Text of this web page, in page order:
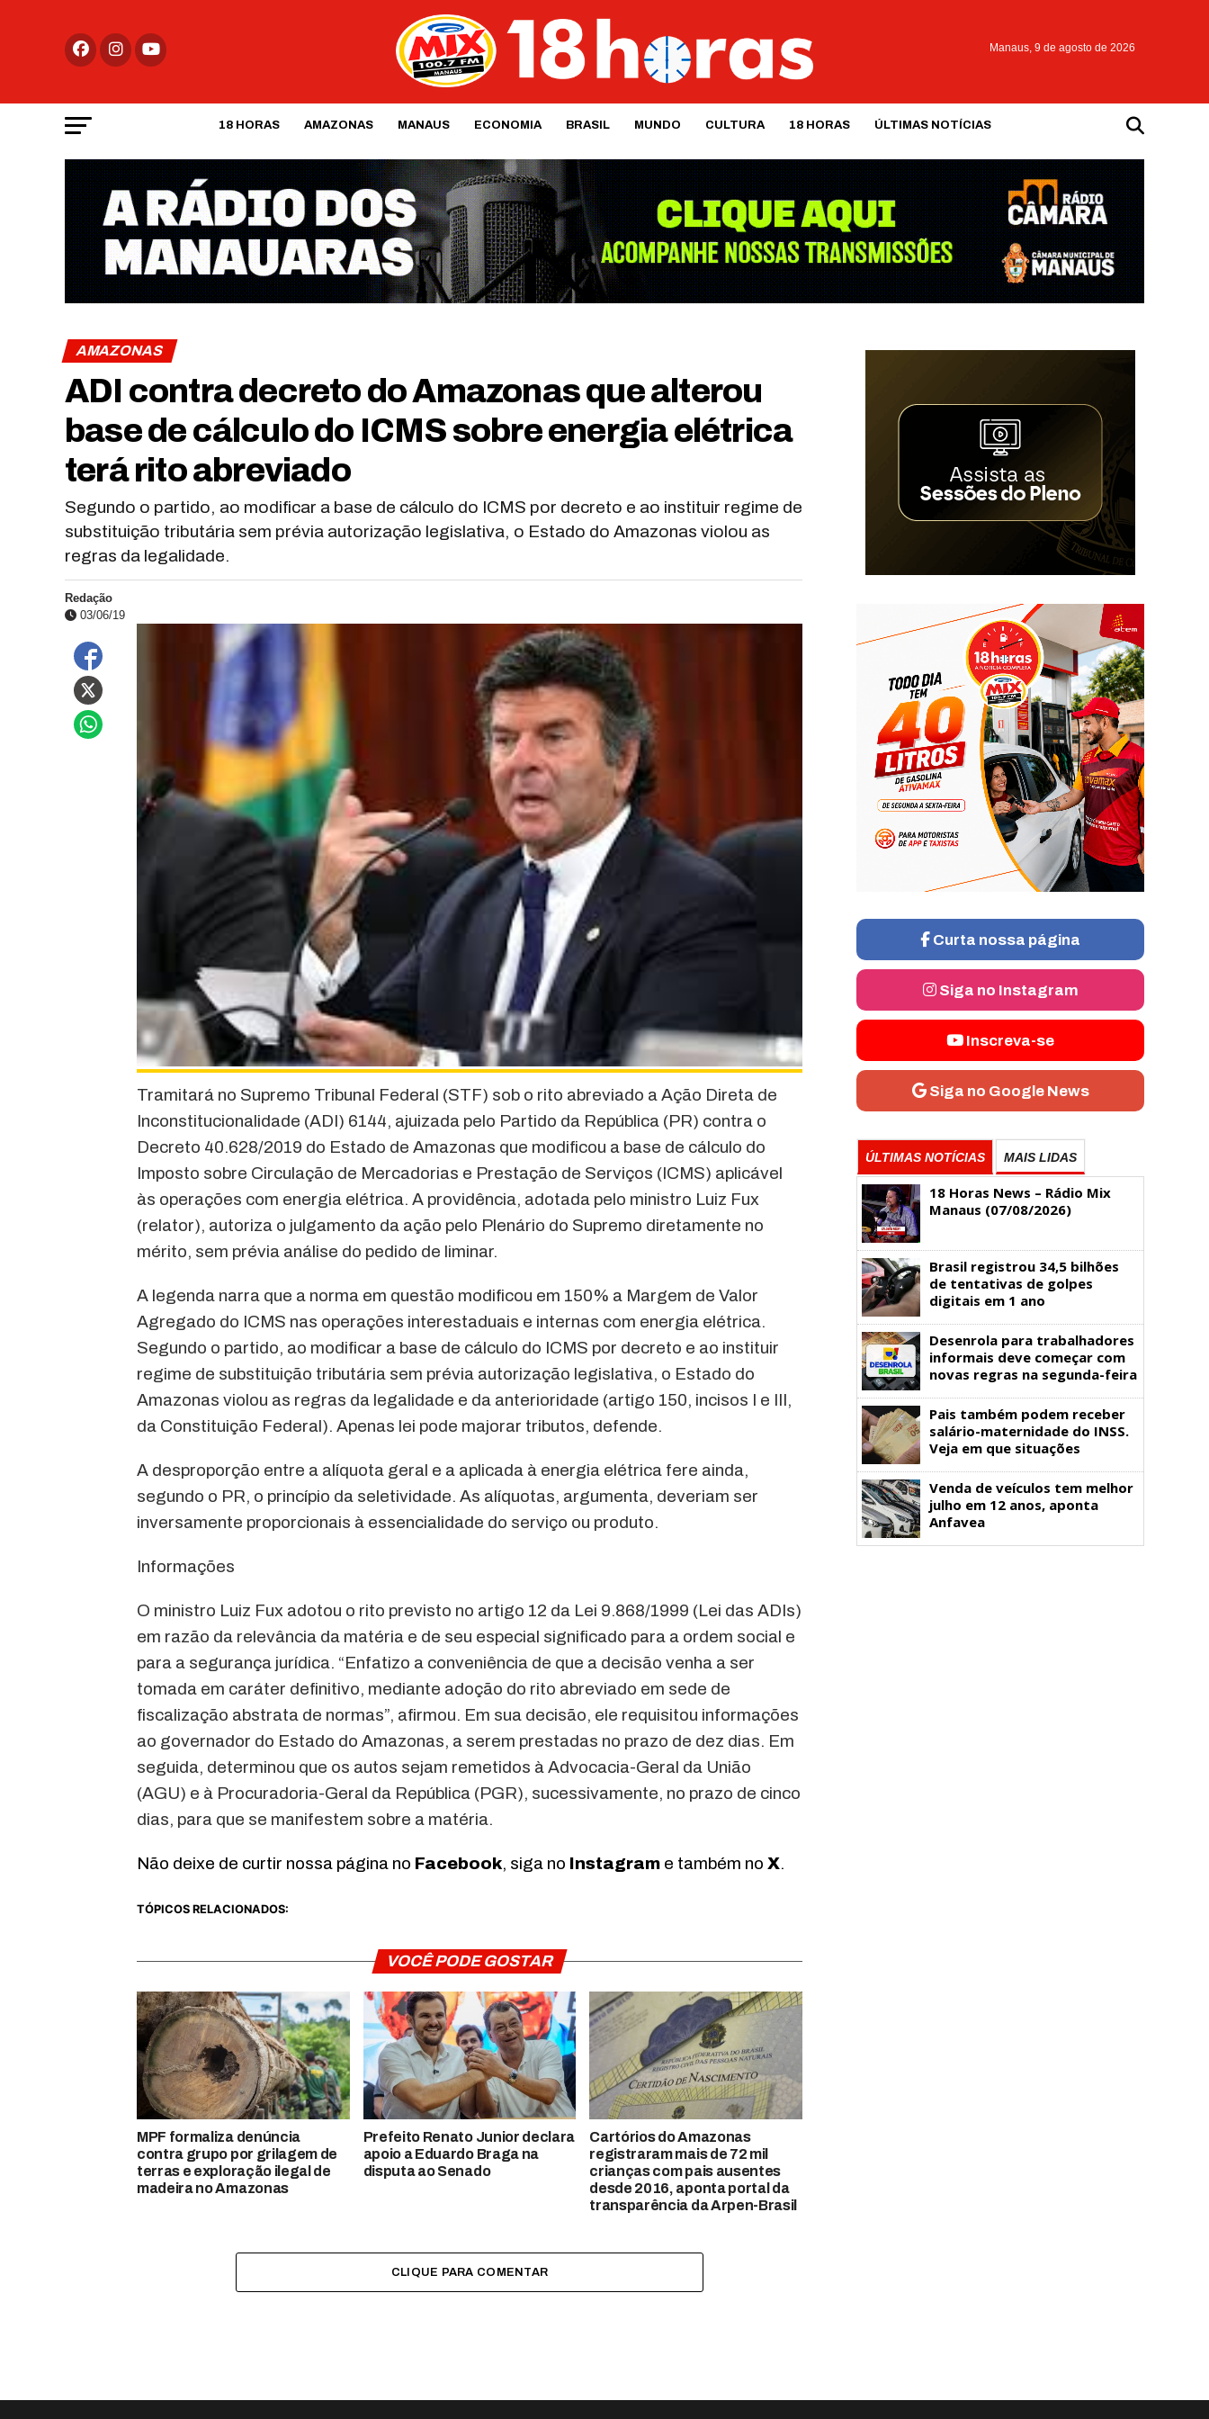
Manaus, 9 de agosto de 2026
18 HORAS AMAZONAS MANAUS ECONOMIA BRASIL MUNDO CULTURA 18 HORAS ÚLTIMAS NOTÍCIAS
AMAZONAS
ADI contra decreto do Amazonas que alterou
base de cálculo do ICMS sobre energia elétrica
terá rito abreviado
Segundo o partido, ao modificar a base de cálculo do ICMS por decreto e ao instituir regime de
substituição tributária sem prévia autorização legislativa, o Estado do Amazonas violou as
regras da legalidade.
Redação
03/06/19
Tramitará no Supremo Tribunal Federal (STF) sob o rito abreviado a Ação Direta de
Inconstitucionalidade (ADI) 6144, ajuizada pelo Partido da República (PR) contra o
Decreto 40.628/2019 do Estado de Amazonas que modificou a base de cálculo do
Imposto sobre Circulação de Mercadorias e Prestação de Serviços (ICMS) aplicável
às operações com energia elétrica. A providência, adotada pelo ministro Luiz Fux
(relator), autoriza o julgamento da ação pelo Plenário do Supremo diretamente no
mérito, sem prévia análise do pedido de liminar.
A legenda narra que a norma em questão modificou em 150% a Margem de Valor
Agregado do ICMS nas operações interestaduais e internas com energia elétrica.
Segundo o partido, ao modificar a base de cálculo do ICMS por decreto e ao instituir
regime de substituição tributária sem prévia autorização legislativa, o Estado do
Amazonas violou as regras da legalidade e da anterioridade (artigo 150, incisos I e III,
da Constituição Federal). Apenas lei pode majorar tributos, defende.
A desproporção entre a alíquota geral e a aplicada à energia elétrica fere ainda,
segundo o PR, o princípio da seletividade. As alíquotas, argumenta, deveriam ser
inversamente proporcionais à essencialidade do serviço ou produto.
Informações
O ministro Luiz Fux adotou o rito previsto no artigo 12 da Lei 9.868/1999 (Lei das ADIs)
em razão da relevância da matéria e de seu especial significado para a ordem social e
para a segurança jurídica. “Enfatizo a conveniência de que a decisão venha a ser
tomada em caráter definitivo, mediante adoção do rito abreviado em sede de
fiscalização abstrata de normas”, afirmou. Em sua decisão, ele requisitou informações
ao governador do Estado do Amazonas, a serem prestadas no prazo de dez dias. Em
seguida, determinou que os autos sejam remetidos à Advocacia-Geral da União
(AGU) e à Procuradoria-Geral da República (PGR), sucessivamente, no prazo de cinco
dias, para que se manifestem sobre a matéria.
Não deixe de curtir nossa página no Facebook, siga no Instagram e também no X.
TÓPICOS RELACIONADOS:
VOCÊ PODE GOSTAR
MPF formaliza denúncia
contra grupo por grilagem de
terras e exploração ilegal de
madeira no Amazonas
Prefeito Renato Junior declara
apoio a Eduardo Braga na
disputa ao Senado
Cartórios do Amazonas
registraram mais de 72 mil
crianças com pais ausentes
desde 2016, aponta portal da
transparência da Arpen-Brasil
CLIQUE PARA COMENTAR
Curta nossa página
Siga no Instagram
Inscreva-se
Siga no Google News
ÚLTIMAS NOTÍCIAS MAIS LIDAS
18 Horas News​​​​​​​​​​​​ – Rádio Mix
Manaus (07/08/2026)
Brasil registrou 34,5 bilhões
de tentativas de golpes
digitais em 1 ano
Desenrola para trabalhadores
informais deve começar com
novas regras na segunda-feira
Pais também podem receber
salário-maternidade do INSS.
Veja em que situações
Venda de veículos tem melhor
julho em 12 anos, aponta
Anfavea